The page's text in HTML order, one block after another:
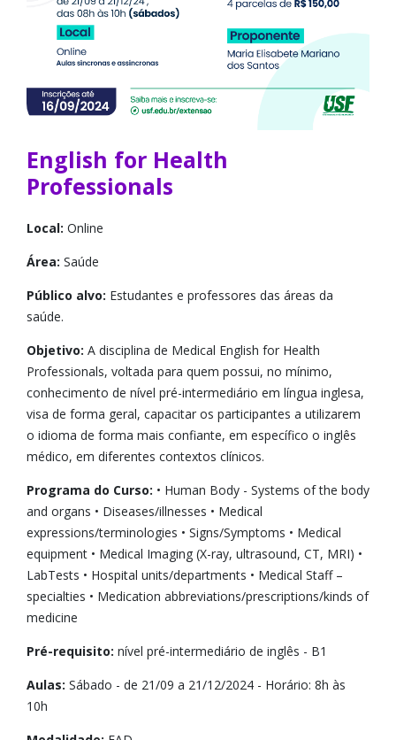
English for Health
Professionals
Local: Online
Área: Saúde
Público alvo: Estudantes e professores das áreas da
saúde.
Objetivo: A disciplina de Medical English for Health
Professionals, voltada para quem possui, no mínimo,
conhecimento de nível pré-intermediário em língua inglesa,
visa de forma geral, capacitar os participantes a utilizarem
o idioma de forma mais confiante, em específico o inglês
médico, em diferentes contextos clínicos.
Programa do Curso: • Human Body - Systems of the body
and organs • Diseases/illnesses • Medical
expressions/terminologies • Signs/Symptoms • Medical
equipment • Medical Imaging (X-ray, ultrasound, CT, MRI) •
LabTests • Hospital units/departments • Medical Staff –
specialties • Medication abbreviations/prescriptions/kinds of
medicine
Pré-requisito: nível pré-intermediário de inglês - B1
Aulas: Sábado - de 21/09 a 21/12/2024 - Horário: 8h às
10h